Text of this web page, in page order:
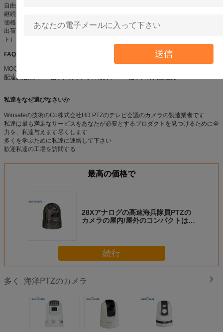
送信
自由な修理のための2年
継続的協力の顧客のための寿命サービス
価格言葉:EXWの工場
出荷条件:によって明白によって（DHL/FedEx/TNT/UPS/EMS/Chinaのポス
ト）、空気または海
FAQ
MOQ:サンプルのための1pc、サンプル順序の後の少なくとも10pcs
配達調達期間:3-5仕事日のサンプル順序、7-15仕事日の大量注文
私達をなぜ選びなさいか
Winsafeの技術のCo株式会社HD PTZのテレビ会議のカメラの製造業者です
私達は最も満足なサービスをあなたが必要とするプロダクトを見つけるために全
力を、私達与えます尽くします
多くを学ぶために私達に連絡して下さい
歓迎私達の工場を訪問する
最高の価格で
28Xアナログの高速海兵隊員PTZの
カメラの屋内/屋外のコンパクトは設
続行
多く 海洋PTZのカメラ